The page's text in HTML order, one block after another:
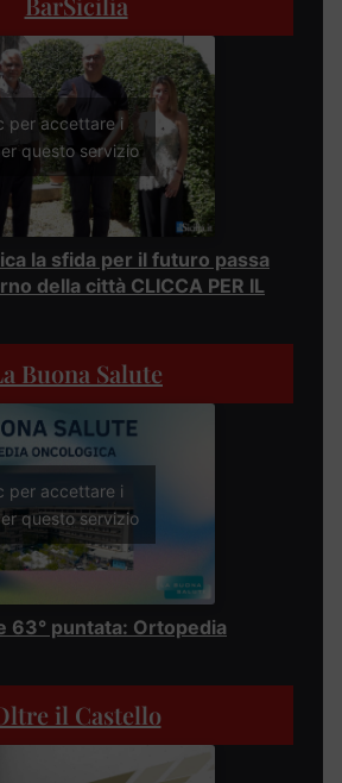
per accettare i
questo servizio
la sfida per il futuro passa
della città CLICCA PER IL
Buona Salute
per accettare i
questo servizio
63° puntata: Ortopedia
il Castello